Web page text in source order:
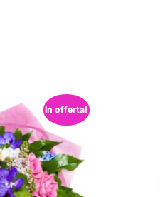
In offerta!
e Piante da Regalare
per un